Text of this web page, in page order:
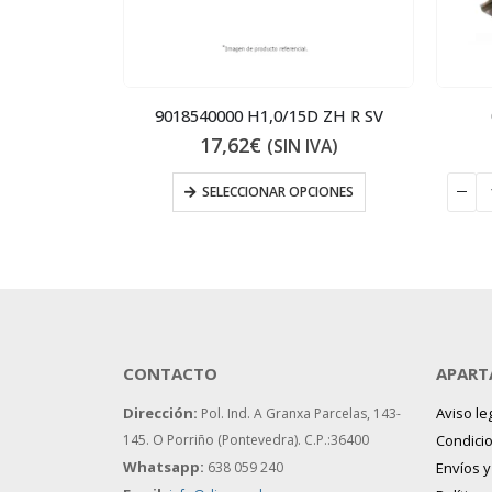
9018540000 H1,0/15D ZH R SV
17,62€ (SIN IVA)
SELECCIONAR OPCIONES
CONTACTO
Dirección: Pol. Ind. A Granxa Parcelas, 143-
145. O Porriño (Pontevedra). C.P.:36400
Whatsapp: 638 059 240
Aviso
Envíos